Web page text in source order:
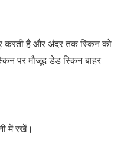
करती है और अंदर तक स्किन को
पर मौजूद डेड स्किन बाहर
में रखें।